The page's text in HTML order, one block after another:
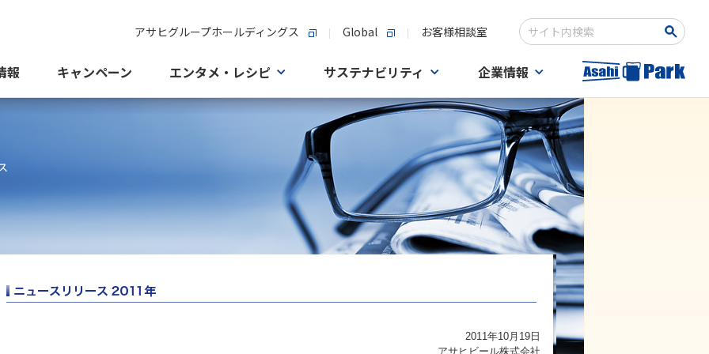
アサヒグループホールディングス Global お客様相談室 検索キーワード入力
報 キャンペーン エンタメ・レシピ サステナビリティ 企業情報
2011年10月19日
アサヒビール株式会社